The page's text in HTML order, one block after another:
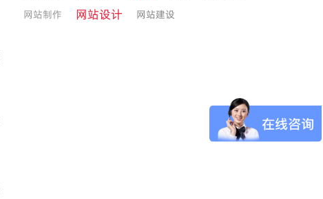
网站制作 网站设计 网站建设